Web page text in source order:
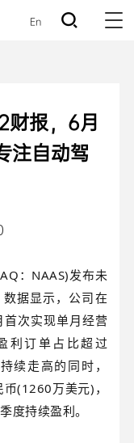
En
财报，6月
注自动驾
：NAAS)发布未
据显示，公司在
次实现单月经营
利订单占比超过
续走高的同时，
(1260万美元)，
度持续盈利。